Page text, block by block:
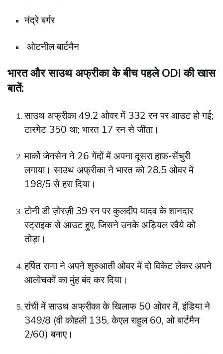
नंद्रे बर्गर
ओटनील बार्टमैन
भारत और साउथ अफ्रीका के बीच पहले ODI की खास
बातें:
साउथ अफ्रीका 49.2 ओवर में 332 रन पर आउट हो गई;
टारगेट 350 था; भारत 17 रन से जीता।
मार्को जेनसेन ने 26 गेंदों में अपना दूसरा हाफ-सेंचुरी
लगाया। साउथ अफ्रीका ने भारत को 28.5 ओवर में
198/5 से हरा दिया।
टोनी डी ज़ोरज़ी 39 रन पर कुलदीप यादव के शानदार
स्ट्राइक से आउट हुए, जिसने उनके अड़ियल रवैये को
तोड़ा।
हर्षित राणा ने अपने शुरुआती ओवर में दो विकेट लेकर अपने
आलोचकों का मुंह बंद कर दिया।
रांची में साउथ अफ्रीका के खिलाफ 50 ओवर में, इंडिया ने
349/8 (वी कोहली 135, केएल राहुल 60, ओ बार्टमैन
2/60) बनाए।